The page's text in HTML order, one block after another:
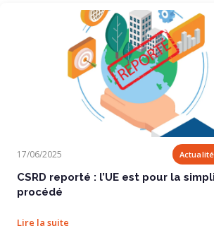
CSRD reporté : l’UE est pour la simplification du
17/06/2025
CSRD reporté : l’UE est pour la
procédé
Lire la suite